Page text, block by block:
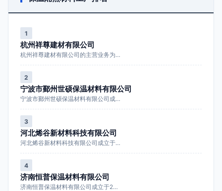
1
杭州祥尊建材有限公司
杭州祥尊建材有限公司的主营业务为…
2
宁波市鄞州世硕保温材料有限公司
宁波市鄞州世硕保温材料有限公司成…
3
河北烯谷新材料科技有限公司
河北烯谷新材料科技有限公司成立于…
4
济南恒普保温材料有限公司
济南恒普保温材料有限公司成立于2…